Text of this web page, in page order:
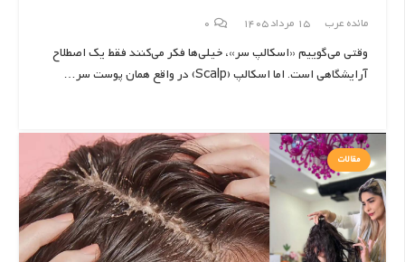
مائده عرب 15 مرداد 1405 0
وقتی می‌گوییم «اسکالپ سر»، خیلی‌ها فکر می‌کنند فقط یک اصطلاح
آرایشگاهی است. اما اسکالپ (Scalp) در واقع همان پوست سر…
مقالات